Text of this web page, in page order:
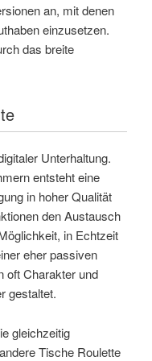
an, mit denen
einzusetzen.
das breite
Unterhaltung.
entsteht eine
in hoher Qualität
den Austausch
in Echtzeit
eher passiven
oft Charakter und
gestaltet.
gleichzeitig
Tische Roulette